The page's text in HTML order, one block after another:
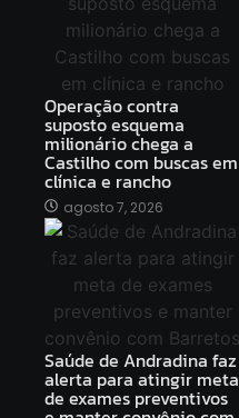
Operação contra
suposto esquema
milionário chega a
Castilho com buscas em
clínica e rancho
agosto 7, 2026
Saúde de Andradina faz
alerta para atingir meta
de exames preventivos